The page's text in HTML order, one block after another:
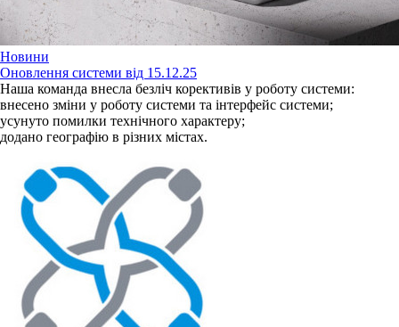
Новини
Оновлення системи від 15.12.25
Наша команда внесла безліч корективів у роботу системи:
внесено зміни у роботу системи та інтерфейс системи;
усунуто помилки технічного характеру;
додано географію в різних містах.